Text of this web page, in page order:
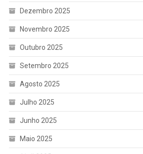
Dezembro 2025
Novembro 2025
Outubro 2025
Setembro 2025
Agosto 2025
Julho 2025
Junho 2025
Maio 2025